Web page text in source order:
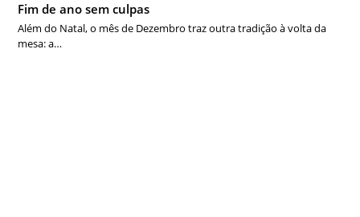
Fim de ano sem culpas
Além do Natal, o mês de Dezembro traz outra tradição à volta da
mesa: a…